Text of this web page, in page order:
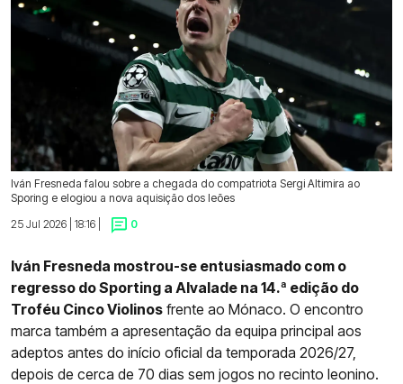
Iván Fresneda falou sobre a chegada do compatriota Sergi Altimira ao
Sporing e elogiou a nova aquisição dos leões
25 Jul 2026 | 18:16 |
0
Iván Fresneda mostrou-se entusiasmado com o
regresso do Sporting a Alvalade na 14.ª edição do
Troféu Cinco Violinos frente ao Mónaco. O encontro
marca também a apresentação da equipa principal aos
adeptos antes do início oficial da temporada 2026/27,
depois de cerca de 70 dias sem jogos no recinto leonino.